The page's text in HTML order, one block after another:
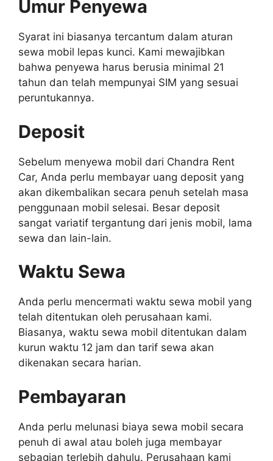
Umur Penyewa
Syarat ini biasanya tercantum dalam aturan
sewa mobil lepas kunci. Kami mewajibkan
bahwa penyewa harus berusia minimal 21
tahun dan telah mempunyai SIM yang sesuai
peruntukannya.
Deposit
Sebelum menyewa mobil dari Chandra Rent
Car, Anda perlu membayar uang deposit yang
akan dikembalikan secara penuh setelah masa
penggunaan mobil selesai. Besar deposit
sangat variatif tergantung dari jenis mobil, lama
sewa dan lain-lain.
Waktu Sewa
Anda perlu mencermati waktu sewa mobil yang
telah ditentukan oleh perusahaan kami.
Biasanya, waktu sewa mobil ditentukan dalam
kurun waktu 12 jam dan tarif sewa akan
dikenakan secara harian.
Pembayaran
Anda perlu melunasi biaya sewa mobil secara
penuh di awal atau boleh juga membayar
sebagian terlebih dahulu. Perusahaan kami